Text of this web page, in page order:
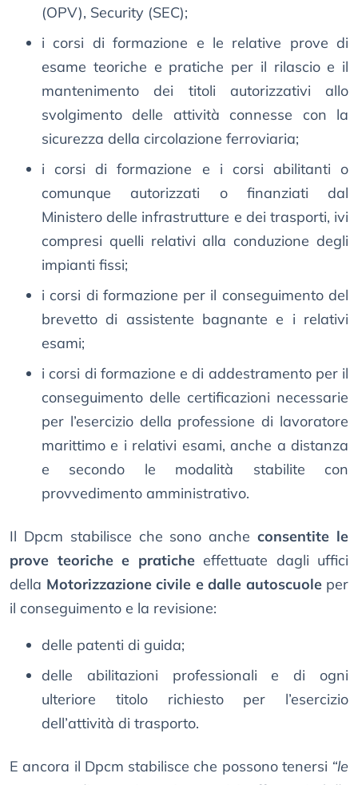
(OPV), Security (SEC);
i corsi di formazione e le relative prove di
esame teoriche e pratiche per il rilascio e il
mantenimento dei titoli autorizzativi allo
svolgimento delle attività connesse con la
sicurezza della circolazione ferroviaria;
i corsi di formazione e i corsi abilitanti o
comunque autorizzati o finanziati dal
Ministero delle infrastrutture e dei trasporti, ivi
compresi quelli relativi alla conduzione degli
impianti fissi;
i corsi di formazione per il conseguimento del
brevetto di assistente bagnante e i relativi
esami;
i corsi di formazione e di addestramento per il
conseguimento delle certificazioni necessarie
per l’esercizio della professione di lavoratore
marittimo e i relativi esami, anche a distanza
e secondo le modalità stabilite con
provvedimento amministrativo.
Il Dpcm stabilisce che sono ancheconsentite le
prove teoriche e praticheeffettuate dagli uffici
della Motorizzazione civile e dalle autoscuoleper
il conseguimento e la revisione:
delle patenti di guida;
delle abilitazioni professionali e di ogni
ulteriore titolo richiesto per l’esercizio
dell’attività di trasporto.
E ancora il Dpcm stabilisce che possono tenersi “le